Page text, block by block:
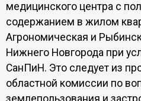
медицинского центра с
содержанием в жилом
Агрономическая и
Нижнего Новгорода при
СанПиН. Это следует из
областной комиссии по
землепользования и